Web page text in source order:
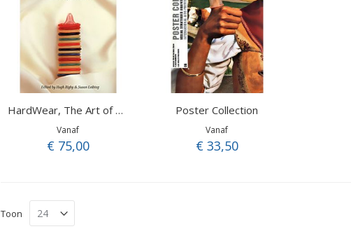
HardWear, The Art of Prevention
Vanaf
€ 75,00
Poster Collection
Vanaf
€ 33,50
Toon